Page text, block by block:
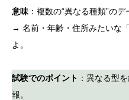
意味 ：複数の“異なる種類”の
→ 名前・年齢・住所みたいな
よ。
試験でのポイント ：異なる型
報。